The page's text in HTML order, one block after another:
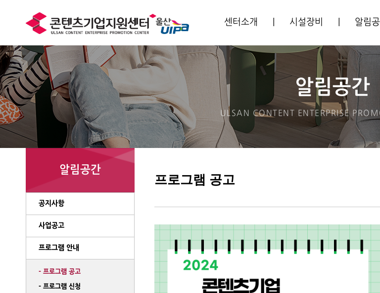
센터소개 시설장비 알림
센터소개
주요사업
오시는길
시설안내
장비안내
공지사
사업공
프로그램
입주
알림공간
ULSAN CONTENT ENTERPRISE
알림공간
공지사항
사업공고
프로그램 안내
- 프로그램 공고
- 프로그램 신청
프로그램 공고